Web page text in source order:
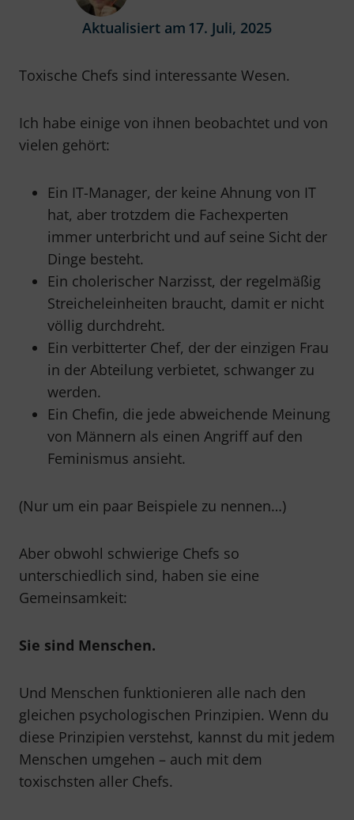
Aktualisiert am 17. Juli, 2025
Toxische Chefs sind interessante Wesen.
Ich habe einige von ihnen beobachtet und von
vielen gehört:
Ein IT-Manager, der keine Ahnung von IT
hat, aber trotzdem die Fachexperten
immer unterbricht und auf seine Sicht der
Dinge besteht.
Ein cholerischer Narzisst, der regelmäßig
Streicheleinheiten braucht, damit er nicht
völlig durchdreht.
Ein verbitterter Chef, der der einzigen Frau
in der Abteilung verbietet, schwanger zu
werden.
Ein Chefin, die jede abweichende Meinung
von Männern als einen Angriff auf den
Feminismus ansieht.
(Nur um ein paar Beispiele zu nennen…)
Aber obwohl schwierige Chefs so
unterschiedlich sind, haben sie eine
Gemeinsamkeit:
Sie sind Menschen.
Und Menschen funktionieren alle nach den
gleichen psychologischen Prinzipien. Wenn du
diese Prinzipien verstehst, kannst du mit jedem
Menschen umgehen – auch mit dem
toxischsten aller Chefs.